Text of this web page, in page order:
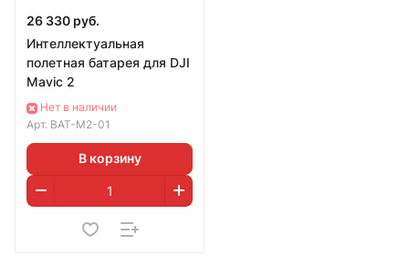
26 330 руб.
Интеллектуальная
полетная батарея для DJI
Mavic 2
Нет в наличии
Арт. BAT-M2-01
В корзину